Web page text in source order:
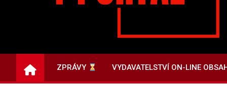
i-PORTAL.CZ | Zprávy
ZPRÁVY VYDAVATELSTVÍ ON-LINE